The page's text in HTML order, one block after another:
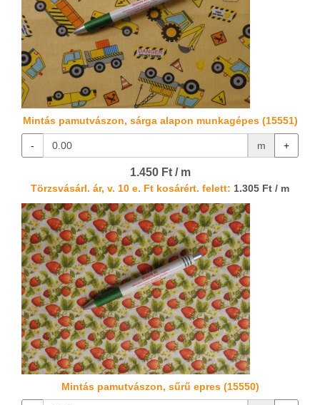
Mintás pamutvászon, sárga alapon munkagépes (15551)
- m +
1.450 Ft / m
Törzsvásárl. ár, v. 10 e. Ft kosárért. felett: 1.305 Ft / m
Mintás pamutvászon, sűrű epres (15550)